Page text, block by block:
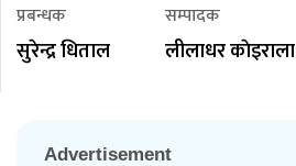
प्रबन्धक
सुरेन्द्र धिताल
सम्पादक
लीलाधर काेइराला
Advertisement